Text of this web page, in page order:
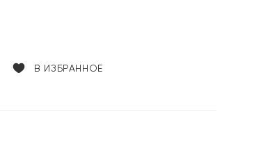
В ИЗБРАННОЕ